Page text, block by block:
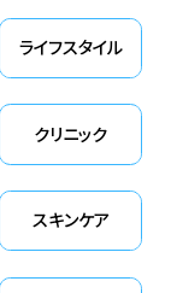
ライフスタイル
クリニック
スキンケア